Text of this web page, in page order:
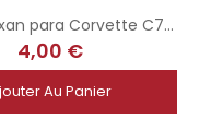
Interior Lexan para Corvette C7R / Callaway GT3
4,00 €
Au Panier